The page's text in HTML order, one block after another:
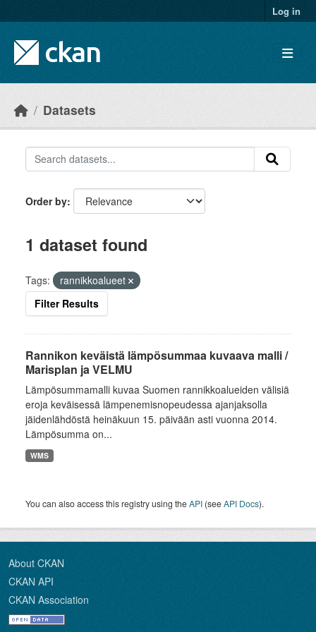
Log in
Datasets
Order by
1 dataset found
Tags:
rannikkoalueet
Filter Results
Rannikon keväistä lämpösummaa kuvaava malli /
Marisplan ja VELMU
Lämpösummamalli kuvaa Suomen rannikkoalueiden välisiä
eroja keväisessä lämpenemisnopeudessa ajanjaksolla
jäidenlähdöstä heinäkuun 15. päivään asti vuonna 2014.
Lämpösumma on...
WMS
You can also access this registry using theAPI (seeAPI Docs).
About CKAN
CKAN API
CKAN Association